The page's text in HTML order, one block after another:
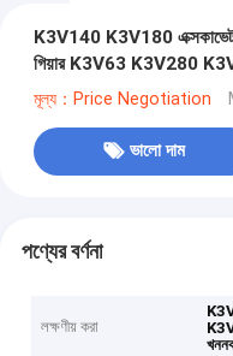
K3V140 K3V180 এক্সকাভেটর
গিয়ার K3V63 K3V280
মূল্য：Price Negotiation
ভালো দাম
পণ্যের বর্ণনা
লক্ষণীয় করা